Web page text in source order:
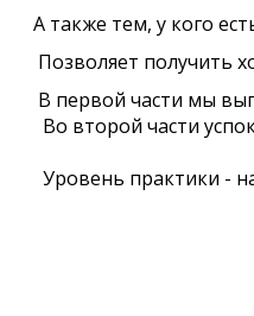
А также тем, у кого
Позволяет получить
В первой части мы
Во второй части
Уровень практики -